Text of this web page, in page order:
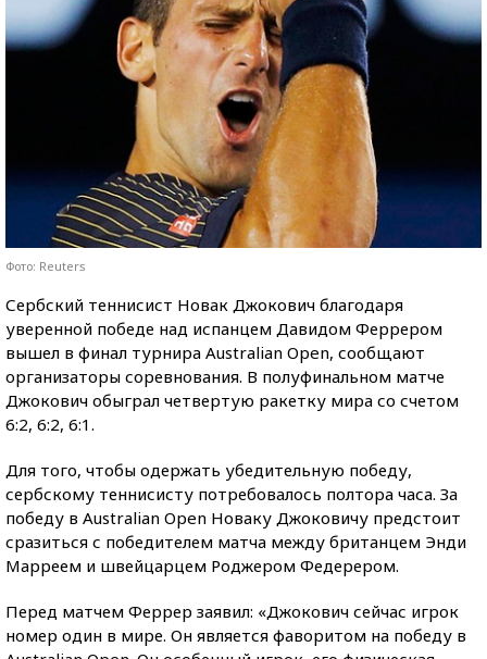
Фото: Reuters
Сербский теннисист Новак Джокович благодаря
уверенной победе над испанцем Давидом Феррером
вышел в финал турнира Australian Open, сообщают
организаторы соревнования. В полуфинальном матче
Джокович обыграл четвертую ракетку мира со счетом
6:2, 6:2, 6:1.
Для того, чтобы одержать убедительную победу,
сербскому теннисисту потребовалось полтора часа. За
победу в Australian Open Новаку Джоковичу предстоит
сразиться с победителем матча между британцем Энди
Марреем и швейцарцем Роджером Федерером.
Перед матчем Феррер заявил: «Джокович сейчас игрок
номер один в мире. Он является фаворитом на победу в